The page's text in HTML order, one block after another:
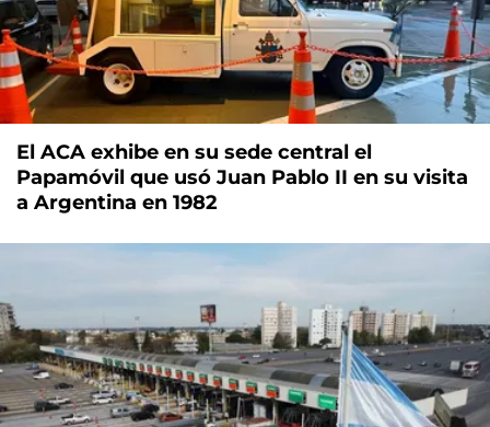
El ACA exhibe en su sede central el
Papamóvil que usó Juan Pablo II en su visita
a Argentina en 1982